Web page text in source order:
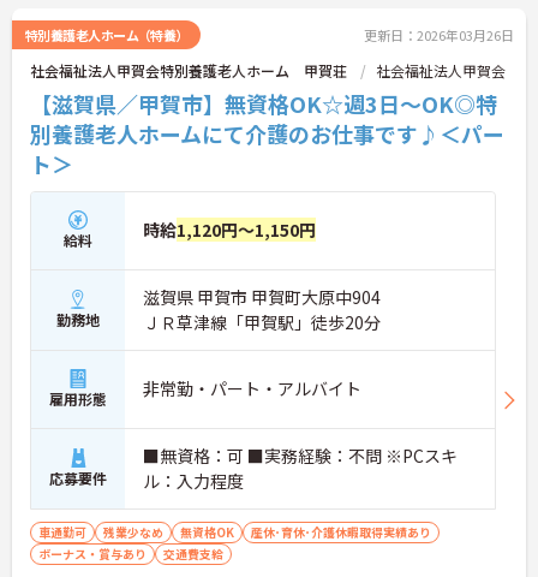
特別養護老人ホーム（特養） 更新日：2026年03月26日
社会福祉法人甲賀会特別養護老人ホーム 甲賀荘 社会福祉法人甲賀会
【滋賀県／甲賀市】無資格OK☆週3日～OK◎特
別養護老人ホームにて介護のお仕事です♪＜パー
ト＞
給料 時給1,120円～1,150円
勤務地
滋賀県 甲賀市 甲賀町大原中904
ＪＲ草津線「甲賀駅」徒歩20分
雇用形態 非常勤・パート・アルバイト
応募要件
■無資格：可 ■実務経験：不問 ※PCスキ
ル：入力程度
車通勤可 残業少なめ 無資格OK
産休･育休･介護休暇取得実績あり
ボーナス・賞与あり
交通費支給